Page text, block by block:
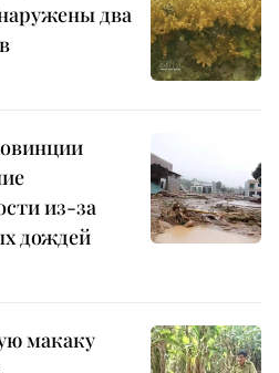
два
из-за
дождей
макаку